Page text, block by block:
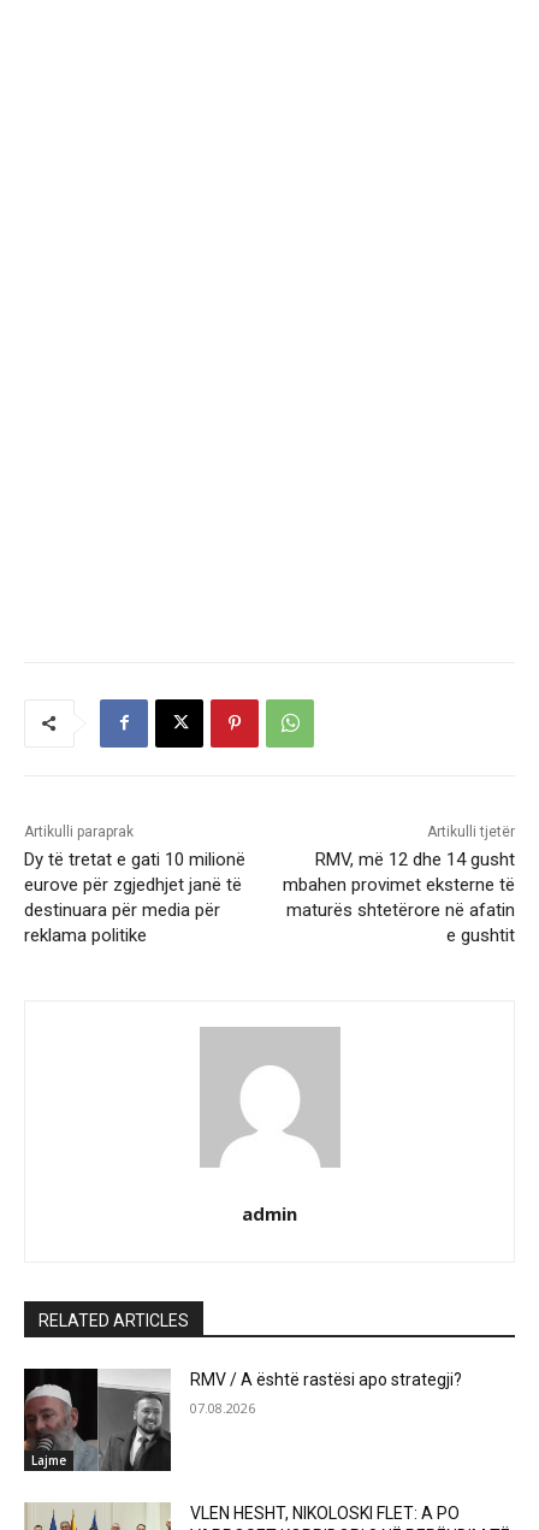
Artikulli paraprak
Dy të tretat e gati 10 milionë
eurove për zgjedhjet janë të
destinuara për media për
reklama politike
Artikulli tjetër
RMV, më 12 dhe 14 gusht
mbahen provimet eksterne të
maturës shtetërore në afatin
e gushtit
admin
RELATED ARTICLES
Lajme
RMV / A është rastësi apo strategji?
07.08.2026
VLEN HESHT, NIKOLOSKI FLET: A PO